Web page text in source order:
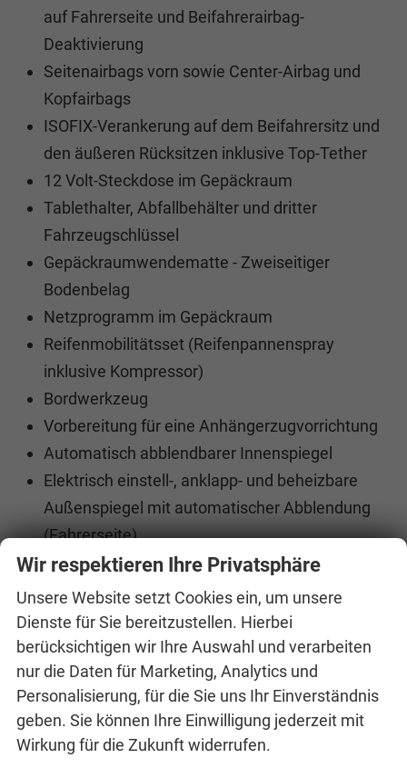
auf Fahrerseite und Beifahrerairbag-
Deaktivierung
Seitenairbags vorn sowie Center-Airbag und
Kopfairbags
ISOFIX-Verankerung auf dem Beifahrersitz und
den äußeren Rücksitzen inklusive Top-Tether
12 Volt-Steckdose im Gepäckraum
Tablethalter, Abfallbehälter und dritter
Fahrzeugschlüssel
Gepäckraumwendematte - Zweiseitiger
Bodenbelag
Netzprogramm im Gepäckraum
Reifenmobilitätsset (Reifenpannenspray
inklusive Kompressor)
Bordwerkzeug
Vorbereitung für eine Anhängerzugvorrichtung
Automatisch abblendbarer Innenspiegel
Elektrisch einstell-, anklapp- und beheizbare
Außenspiegel mit automatischer Abblendung
(Fahrerseite)
KESSY (Schlüsselloses Zugangs- und
StartStopp-System) und SAFE-System
Diebstahlwarnanlage mit
Innenraumüberwachung
Akustikverglasung in den vorderen
Seitenscheiben und Sunset
Klimaanlage Climatronic (2-Zonen) mit
Allergenfilter & Geruchsfilter
Wir respektieren Ihre Privatsphäre
Unsere Website setzt Cookies ein, um unsere
Dienste für Sie bereitzustellen. Hierbei
berücksichtigen wir Ihre Auswahl und verarbeiten
nur die Daten für Marketing, Analytics und
Personalisierung, für die Sie uns Ihr Einverständnis
geben. Sie können Ihre Einwilligung jederzeit mit
Wirkung für die Zukunft widerrufen.